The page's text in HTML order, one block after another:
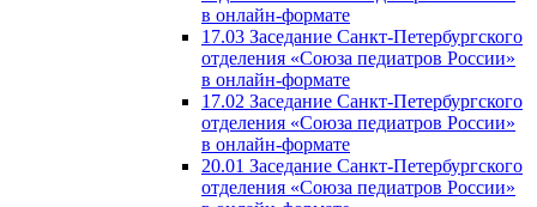
в онлайн-формате
17.03 Заседание Санкт-Петербургского
отделения «Союза педиатров России»
в онлайн-формате
17.02 Заседание Санкт-Петербургского
отделения «Союза педиатров России»
в онлайн-формате
20.01 Заседание Санкт-Петербургского
отделения «Союза педиатров России»